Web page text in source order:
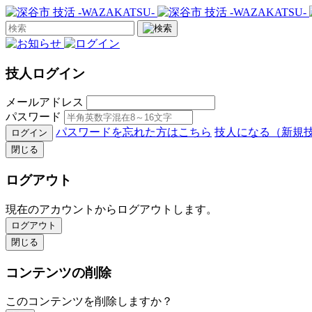
技人ログイン
メールアドレス
パスワード
ログイン パスワードを忘れた方はこちら 技人になる（新規
閉じる
ログアウト
現在のアカウントからログアウトします。
ログアウト
閉じる
コンテンツの削除
このコンテンツを削除しますか？